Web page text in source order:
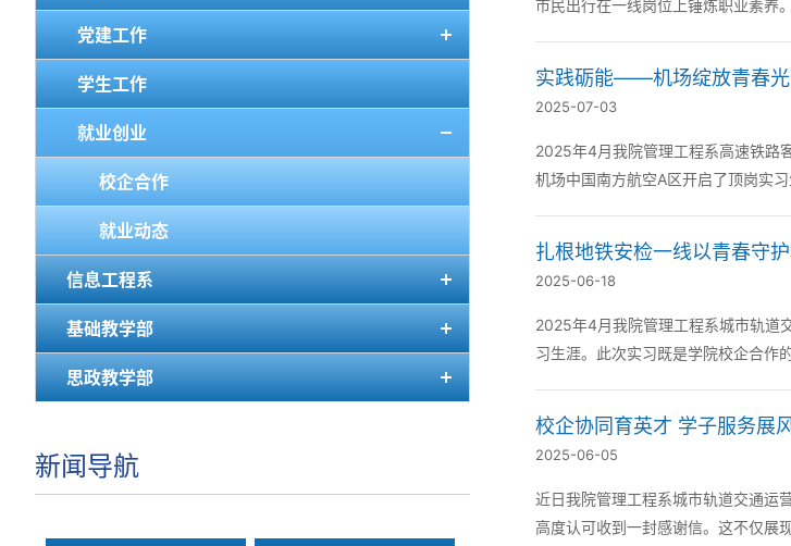
市民出行在一线岗位上锤炼职业素养。用专
实践砺能——机场绽放青春
2025-07-03
2025年4月我院管理工程系高速铁路
机场中国南方航空A区开启了顶岗实
扎根地铁安检一线以青春守
2025-06-18
2025年4月我院管理工程系城市轨道
习生涯。此次实习既是学院校企合作的重要实
校企协同育英才 学子服务展
2025-06-05
近日我院管理工程系城市轨道交通运
高度认可收到一封感谢信。这不仅展现了学生的
党建工作
学生工作
就业创业
校企合作
就业动态
信息工程系
基础教学部
思政教学部
新闻导航